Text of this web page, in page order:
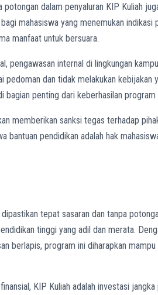
potongan dalam penyaluran KIP Kuliah
mahasiswa yang menemukan
manfaat untuk bersuara.
pengawasan internal di lingkungan
pedoman dan tidak melakukan
bagian penting dari keberhasilan program
memberikan sanksi tegas terhadap
bantuan pendidikan adalah hak
dipastikan tepat sasaran dan tanpa
tinggi yang adil dan merata.
berlapis, program ini diharapkan
KIP Kuliah adalah investasi